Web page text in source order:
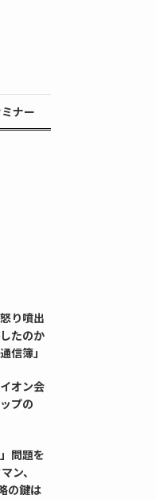
ナー
り噴出
たのか
信簿」
オン会
プの
問題を
ン、
の鍵は